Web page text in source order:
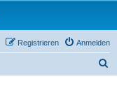
Anmelden
Registrieren